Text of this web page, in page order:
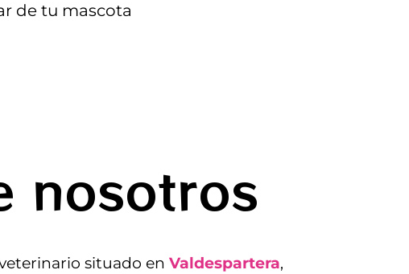
de tu mascota
nosotros
situado en Valdespartera,